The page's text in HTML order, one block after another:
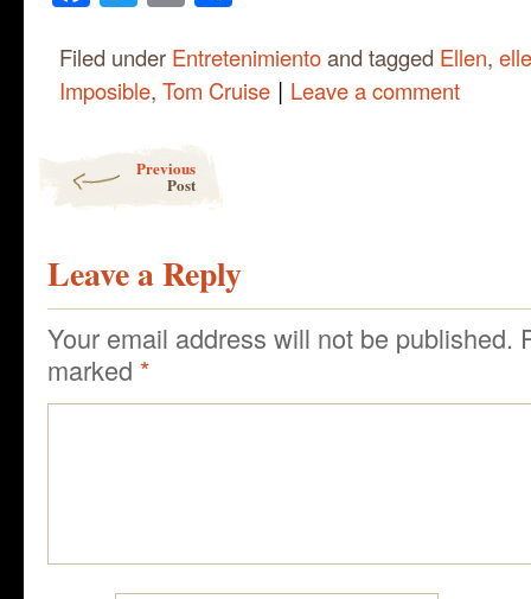
Filed under Entretenimientoand tagged Ellen,
Imposible, Tom Cruise | Leave a comment
Previous
Post
Leave a Reply
Your email address will not be published.
marked *